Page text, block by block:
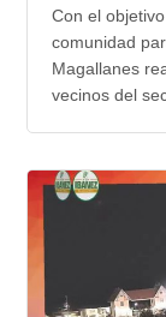
Con el
comunidad
Magallanes
vecinos del